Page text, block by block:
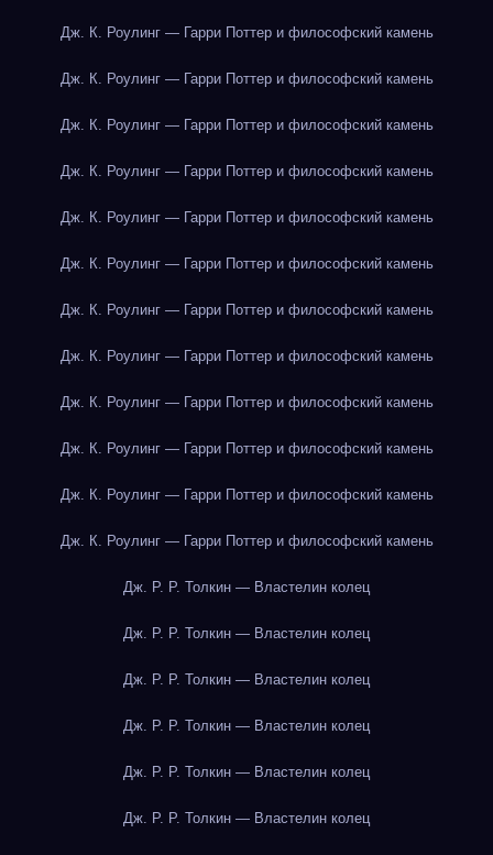
Дж. К. Роулинг — Гарри Поттер и философский камень
Дж. К. Роулинг — Гарри Поттер и философский камень
Дж. К. Роулинг — Гарри Поттер и философский камень
Дж. К. Роулинг — Гарри Поттер и философский камень
Дж. К. Роулинг — Гарри Поттер и философский камень
Дж. К. Роулинг — Гарри Поттер и философский камень
Дж. К. Роулинг — Гарри Поттер и философский камень
Дж. К. Роулинг — Гарри Поттер и философский камень
Дж. К. Роулинг — Гарри Поттер и философский камень
Дж. К. Роулинг — Гарри Поттер и философский камень
Дж. К. Роулинг — Гарри Поттер и философский камень
Дж. К. Роулинг — Гарри Поттер и философский камень
Дж. Р. Р. Толкин — Властелин колец
Дж. Р. Р. Толкин — Властелин колец
Дж. Р. Р. Толкин — Властелин колец
Дж. Р. Р. Толкин — Властелин колец
Дж. Р. Р. Толкин — Властелин колец
Дж. Р. Р. Толкин — Властелин колец